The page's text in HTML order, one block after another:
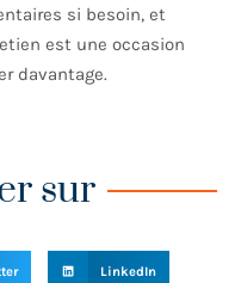
si besoin, et
est une occasion
davantage.
sur
LinkedIn